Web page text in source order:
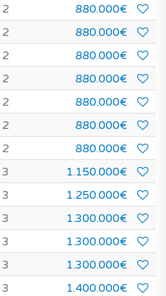
2
880.000€
2
880.000€
2
880.000€
2
880.000€
2
880.000€
2
880.000€
2
880.000€
3
1.150.000€
3
1.250.000€
3
1.300.000€
3
1.300.000€
3
1.300.000€
3
1.400.000€